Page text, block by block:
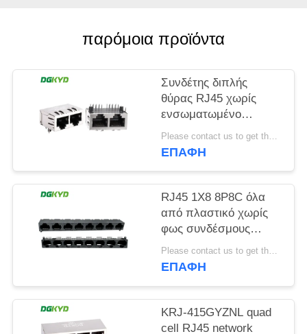
ΠΟΛΙΤΙΚΉ
ΜΥΣΤΙΚΌΤΗΤΑΣ
παρόμοια προϊόντα
Συνδέτης διπλής
θύρας RJ45 χωρίς
ενσωματωμένο
φίλτρο, χωρίς φωτεινή
λωρίδα, με
DGKYD112B035HWA1D13
Please contact us to get the latest price. MOQ:1 Τεμάχιο
ΕΠΑΦΉ
RJ45 1X8 8P8C όλα
από πλαστικό χωρίς
φως συνδέσμους
πρίζας δικτύου
DGKYD561888IWA1DY1022
Please contact us to get the latest price. MOQ:1 Τεμάχιο
ΕΠΑΦΉ
KRJ-415GYZNL quad
cell RJ45 network